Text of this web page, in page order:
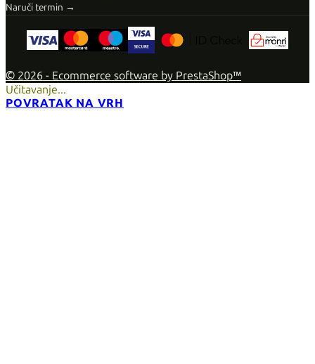
Naruči termin →
© 2026 - Ecommerce software by PrestaShop™
Učitavanje...
POVRATAK NA VRH